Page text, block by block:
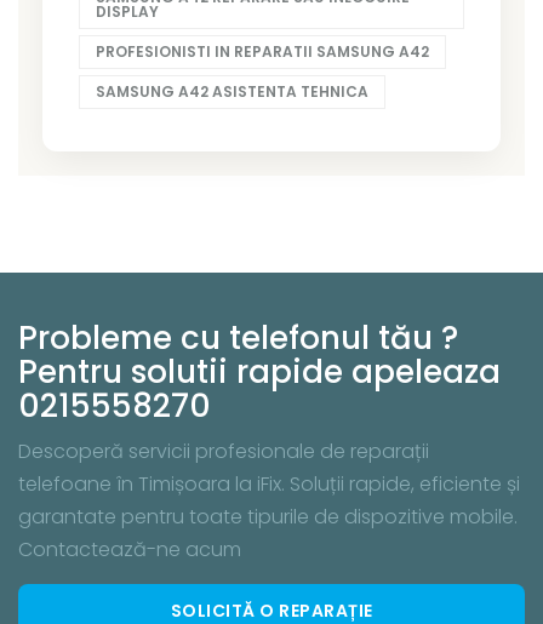
DISPLAY
PROFESIONISTI IN REPARATII SAMSUNG A42
SAMSUNG A42 ASISTENTA TEHNICA
Probleme cu telefonul tău ?
Pentru solutii rapide apeleaza
0215558270
Descoperă servicii profesionale de reparații
telefoane în Timișoara la iFix. Soluții rapide, eficiente și
garantate pentru toate tipurile de dispozitive mobile.
Contactează-ne acum
SOLICITĂ O REPARAȚIE